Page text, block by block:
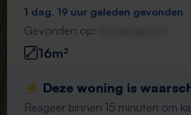
1 dag, 19 uur geleden gevonden
Gevonden op:
16m²
⚡️ Deze woning is
Reageer binnen 15 minuten om